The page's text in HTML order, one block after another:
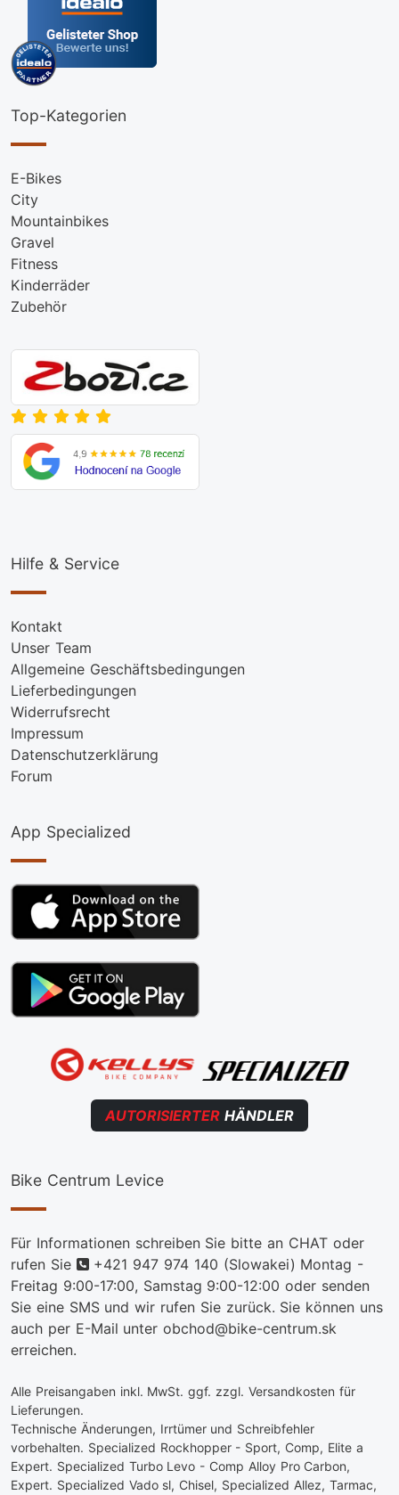
Top-Kategorien
E-Bikes
City
Mountainbikes
Gravel
Fitness
Kinderräder
Zubehör
Hilfe & Service
Kontakt
Unser Team
Allgemeine Geschäftsbedingungen
Lieferbedingungen
Widerrufsrecht
Impressum
Datenschutzerklärung
Forum
App Specialized
AUTORISIERTER HÄNDLER
Bike Centrum Levice
Für Informationen schreiben Sie bitte an CHAT oder
rufen Sie
telefon
+421 947 974 140 (Slowakei) Montag -
Freitag 9:00-17:00, Samstag 9:00-12:00 oder senden
Sie eine SMS und wir rufen Sie zurück. Sie können uns
auch per E-Mail unter obchod@bike-centrum.sk
erreichen.
Alle Preisangaben inkl. MwSt. ggf. zzgl. Versandkosten für
Lieferungen.
Technische Änderungen, Irrtümer und Schreibfehler
vorbehalten. Specialized Rockhopper - Sport, Comp, Elite a
Expert. Specialized Turbo Levo - Comp Alloy Pro Carbon,
Expert. Specialized Vado sl, Chisel, Specialized Allez, Tarmac,